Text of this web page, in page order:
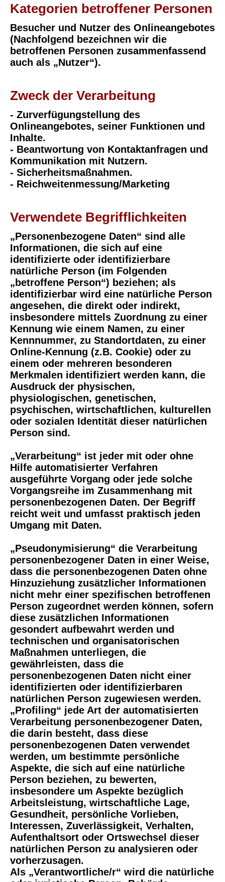
Kategorien betroffener Personen
Besucher und Nutzer des Onlineangebotes
(Nachfolgend bezeichnen wir die
betroffenen Personen zusammenfassend
auch als „Nutzer“).
Zweck der Verarbeitung
- Zurverfügungstellung des
Onlineangebotes, seiner Funktionen und
Inhalte.
- Beantwortung von Kontaktanfragen und
Kommunikation mit Nutzern.
- Sicherheitsmaßnahmen.
- Reichweitenmessung/Marketing
Verwendete Begrifflichkeiten
„Personenbezogene Daten“ sind alle
Informationen, die sich auf eine
identifizierte oder identifizierbare
natürliche Person (im Folgenden
„betroffene Person“) beziehen; als
identifizierbar wird eine natürliche Person
angesehen, die direkt oder indirekt,
insbesondere mittels Zuordnung zu einer
Kennung wie einem Namen, zu einer
Kennnummer, zu Standortdaten, zu einer
Online-Kennung (z.B. Cookie) oder zu
einem oder mehreren besonderen
Merkmalen identifiziert werden kann, die
Ausdruck der physischen,
physiologischen, genetischen,
psychischen, wirtschaftlichen, kulturellen
oder sozialen Identität dieser natürlichen
Person sind.
„Verarbeitung“ ist jeder mit oder ohne
Hilfe automatisierter Verfahren
ausgeführte Vorgang oder jede solche
Vorgangsreihe im Zusammenhang mit
personenbezogenen Daten. Der Begriff
reicht weit und umfasst praktisch jeden
Umgang mit Daten.
„Pseudonymisierung“ die Verarbeitung
personenbezogener Daten in einer Weise,
dass die personenbezogenen Daten ohne
Hinzuziehung zusätzlicher Informationen
nicht mehr einer spezifischen betroffenen
Person zugeordnet werden können, sofern
diese zusätzlichen Informationen
gesondert aufbewahrt werden und
technischen und organisatorischen
Maßnahmen unterliegen, die
gewährleisten, dass die
personenbezogenen Daten nicht einer
identifizierten oder identifizierbaren
natürlichen Person zugewiesen werden.
„Profiling“ jede Art der automatisierten
Verarbeitung personenbezogener Daten,
die darin besteht, dass diese
personenbezogenen Daten verwendet
werden, um bestimmte persönliche
Aspekte, die sich auf eine natürliche
Person beziehen, zu bewerten,
insbesondere um Aspekte bezüglich
Arbeitsleistung, wirtschaftliche Lage,
Gesundheit, persönliche Vorlieben,
Interessen, Zuverlässigkeit, Verhalten,
Aufenthaltsort oder Ortswechsel dieser
natürlichen Person zu analysieren oder
vorherzusagen.
Als „Verantwortliche/r“ wird die natürliche